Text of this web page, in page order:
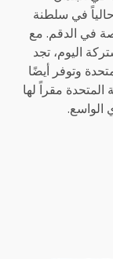
في سلطنة
في الدقم. مع
اليوم، تجد
وتوفر أيضًا
المتحدة مقراً لها
الواسع.